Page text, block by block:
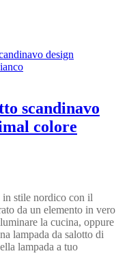
scandinavo
colore
stile nordico con il
da un elemento in vero
la cucina, oppure
lampada da salotto di
lampada a tuo